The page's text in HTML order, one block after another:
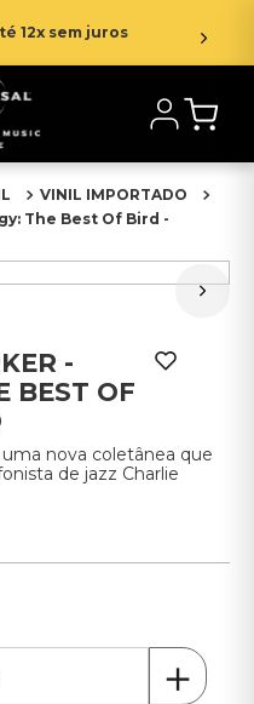
12x sem juros
VINIL IMPORTADO
The Best Of Bird -
-
BEST OF
nova coletânea que
de jazz Charlie
＋